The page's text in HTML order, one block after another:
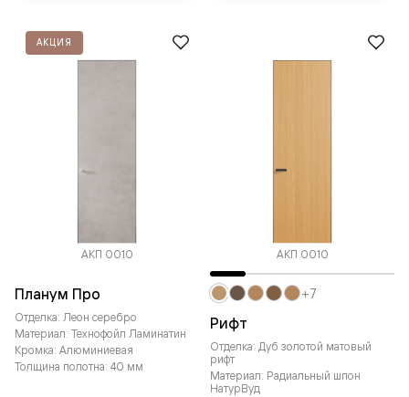
АКЦИЯ
АКП 0010
Планум Про
Отделка: Леон серебро
Материал: Технофойл Ламинатин
Кромка: Алюминиевая
Толщина полотна: 40 мм
АКП 0010
Рифт
Отделка: Дуб золотой матовый
рифт
Материал: Радиальный шпон
НатурВуд
+7